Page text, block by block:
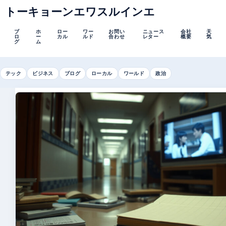
トーキョーンエワスルインエ
ブ
ロ
グ
ホ
ー
ム
ロー
カル
ワー
ルド
お問い
合わせ
ニュース
レター
会社
概要
天
気
テック ビジネス ブログ ローカル ワールド 政治